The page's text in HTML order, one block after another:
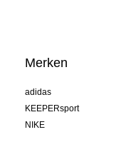
Merken
adidas
KEEPERsport
NIKE